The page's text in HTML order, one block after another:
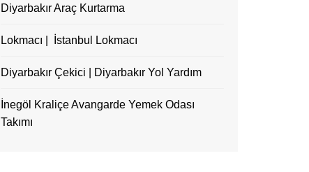
Diyarbakır Araç Kurtarma
Lokmacı | İstanbul Lokmacı
Diyarbakır Çekici | Diyarbakır Yol Yardım
İnegöl Kraliçe Avangarde Yemek Odası
Takımı